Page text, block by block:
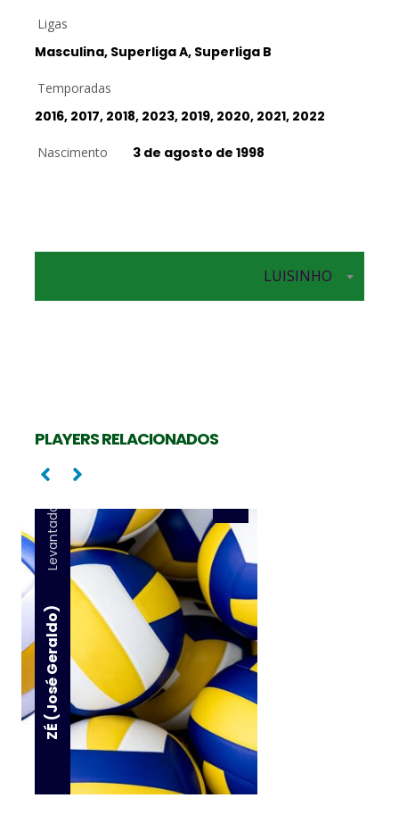
Ligas
Masculina, Superliga A, Superliga B
Temporadas
2016, 2017, 2018, 2023, 2019, 2020, 2021, 2022
Nascimento 3 de agosto de 1998
LUISINHO
PLAYERS RELACIONADOS
ZÉ (José Geraldo)
Levantador
Levantador